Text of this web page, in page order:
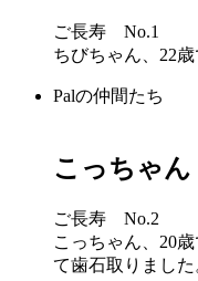
ご長寿 No.1
ちびちゃん、22歳
Palの仲間たち
こっちゃん
ご長寿 No.2
こっちゃん、20
て歯石取りました